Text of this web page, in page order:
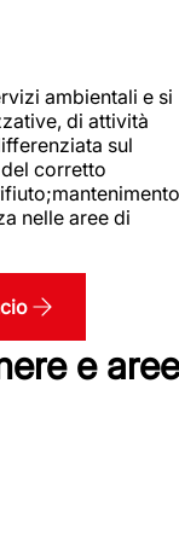
ambientali e si
di attività
sul
corretto
nelle aree di
e aree